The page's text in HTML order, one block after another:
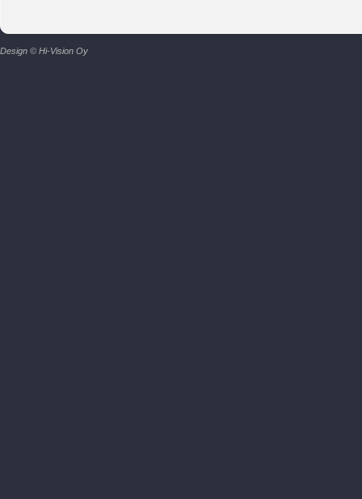
Design © Hi-Vision Oy